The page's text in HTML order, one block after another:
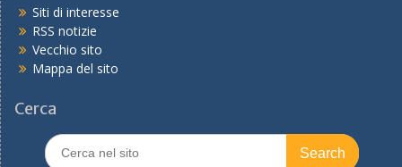
Siti di interesse
RSS notizie
Vecchio sito
Mappa del sito
Cerca
Search
for: